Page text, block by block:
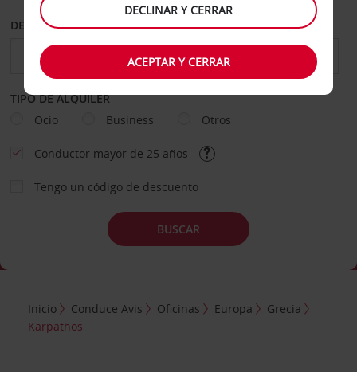
DESDE HASTA
TIPO DE ALQUILER
Ocio
Business Otros
Conductor mayor de 25 años
Tengo un código de descuento
BUSCAR
Inicio Conduce Avis Oficinas Europa
Grecia
Karpathos
DECLINAR Y CERRAR
ACEPTAR Y CERRAR